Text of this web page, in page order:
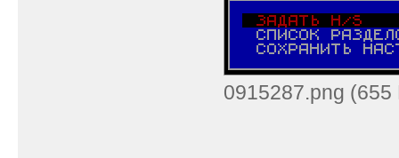
0915287.png